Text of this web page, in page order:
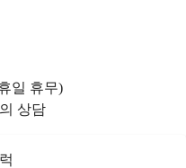
일 휴무)
상담